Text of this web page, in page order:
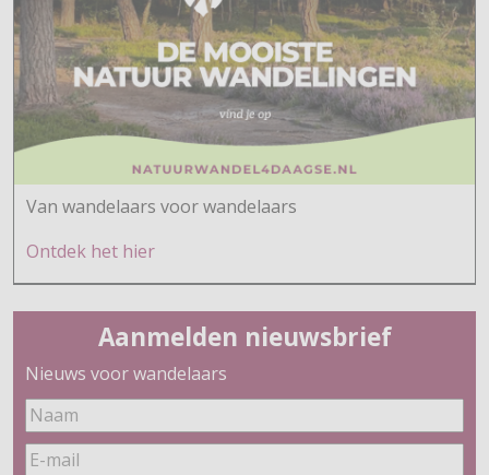
Van wandelaars voor wandelaars
Ontdek het hier
Aanmelden nieuwsbrief
Nieuws voor wandelaars